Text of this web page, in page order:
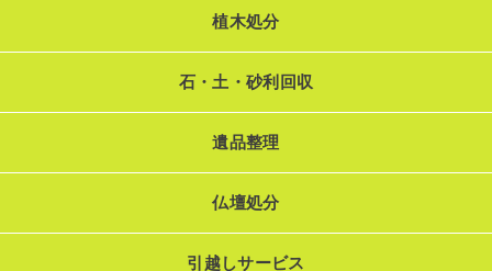
植木処分
石・土・砂利回収
遺品整理
仏壇処分
引越しサービス